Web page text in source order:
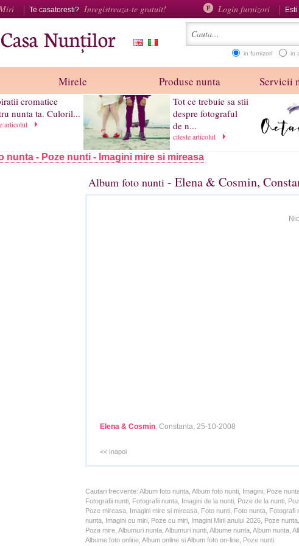
Te casatoresti? Inregistreaza-te gratuit! Login furnizori
in furnizori in
Mirele Produse nunta Servicii
cromatice
nunta ta. Culoril...
articolul
Tot ce trebuie sa stii
despre fotograful
de n...
citeste articolul
nunta - Poze nunti - Imagini mire si mireasa
Album foto nunti - Elena & Cosmin,
Elena & Cosmin, Constanta, 25-10-2008
<< Inapoi
Cautari frecvente: Album foto nunta, Album foto nunti, Imagini, Poze
Fotografii nunti, Fotografii nunta, Imagini de la nunti, Poze de la nunti,
Poze mireasa, Imagini mire si mireasa, Foto nunti, Foto nunta, Fotografi
nunta, Imagini cu miri, Poze cu miri, Imagini Mirii anului 2026, Poze
Poza mire, Albumuri nunta, Albumuri nunti, Albume nunta, Album nunta,
Albume foto online, Album online si Album foto on-line, Poze nunti.